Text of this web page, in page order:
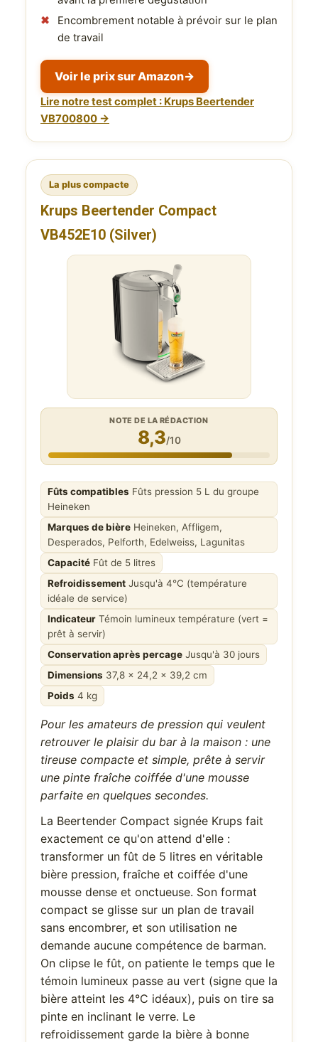
Encombrement notable à prévoir sur le plan
de travail
Voir le prix sur Amazon→
Lire notre test complet : Krups Beertender
VB700800 →
La plus compacte
Krups Beertender Compact
VB452E10 (Silver)
NOTE DE LA RÉDACTION
8,3/10
Fûts compatibles Fûts pression 5 L du groupe
Heineken
Marques de bière Heineken, Affligem,
Desperados, Pelforth, Edelweiss, Lagunitas
Capacité Fût de 5 litres
Refroidissement Jusqu'à 4°C (température
idéale de service)
Indicateur Témoin lumineux température (vert =
prêt à servir)
Conservation après percage Jusqu'à 30 jours
Dimensions 37,8 x 24,2 x 39,2 cm
Poids 4 kg
Pour les amateurs de pression qui veulent
retrouver le plaisir du bar à la maison : une
tireuse compacte et simple, prête à servir
une pinte fraîche coiffée d'une mousse
parfaite en quelques secondes.
La Beertender Compact signée Krups fait
exactement ce qu'on attend d'elle :
transformer un fût de 5 litres en véritable
bière pression, fraîche et coiffée d'une
mousse dense et onctueuse. Son format
compact se glisse sur un plan de travail
sans encombrer, et son utilisation ne
demande aucune compétence de barman.
On clipse le fût, on patiente le temps que le
témoin lumineux passe au vert (signe que la
bière atteint les 4°C idéaux), puis on tire sa
pinte en inclinant le verre. Le
refroidissement garde la bière à bonne